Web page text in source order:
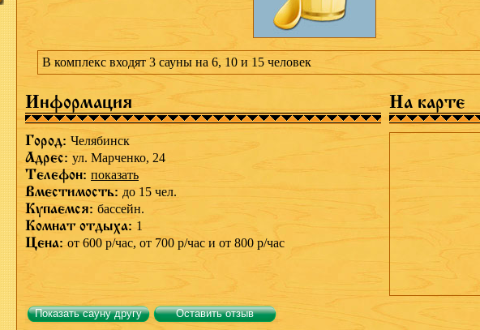
В комплекс входят 3 сауны на 6, 10 и 15 человек
Информация На карте
Город: Челябинск
Адрес: ул. Марченко, 24
Телефон: показать
Вместимость: до 15 чел.
Купаемся: бассейн.
Комнат отдыха: 1
Цена: от 600 р/час, от 700 р/час и от 800 р/час
Показать сауну другу Оставить отзыв